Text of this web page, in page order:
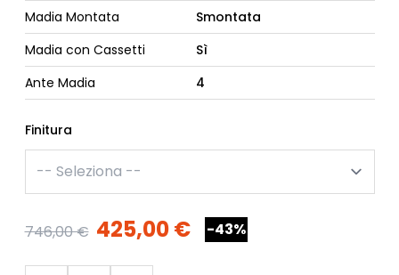
Madia Montata
Smontata
Madia con Cassetti
Sì
Ante Madia
4
Finitura
746,00 € 425,00 € -43%